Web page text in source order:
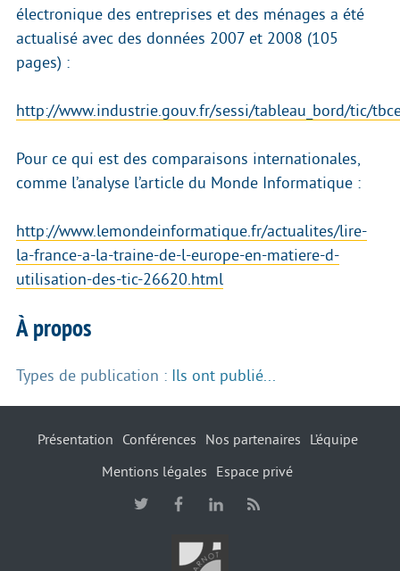
électronique des entreprises et des ménages a été
actualisé avec des données 2007 et 2008 (105
pages) :
http://www.industrie.gouv.fr/sessi/tableau_bord/tic/
Pour ce qui est des comparaisons internationales,
comme l’analyse l’article du Monde Informatique :
http://www.lemondeinformatique.fr/actualites/lire-
la-france-a-la-traine-de-l-europe-en-matiere-d-
utilisation-des-tic-26620.html
À propos
Types de publication : Ils ont publié...
Présentation Conférences Nos partenaires
L’équipe
Mentions légales
Espace privé